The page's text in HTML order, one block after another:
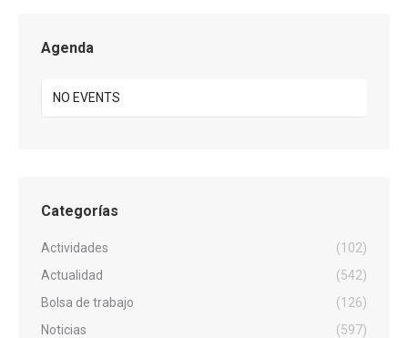
Agenda
NO EVENTS
Categorías
Actividades
(102)
Actualidad
(542)
Bolsa de trabajo
(126)
Noticias
(597)